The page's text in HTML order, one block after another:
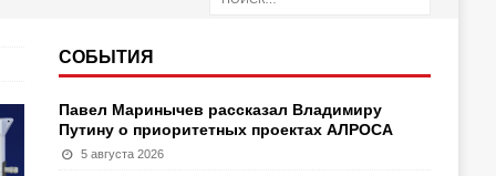
СОБЫТИЯ
Павел Маринычев рассказал Владимиру
Путину о приоритетных проектах АЛРОСА
5 августа 2026